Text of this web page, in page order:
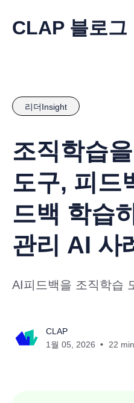
CLAP 블로그
리더Insight
조직학습
도구, 피드
드백 학습
관리 AI 사
AI피드백을 조직학습
CLAP
1월 05, 2026
22